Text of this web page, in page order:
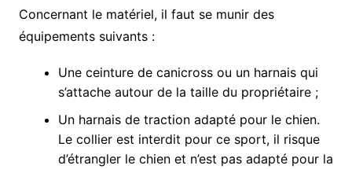
Concernant le matériel, il faut se munir des
équipements suivants :
Une ceinture de canicross ou un harnais qui
s’attache autour de la taille du propriétaire ;
Un harnais de traction adapté pour le chien.
Le collier est interdit pour ce sport, il risque
d’étrangler le chien et n’est pas adapté pour la